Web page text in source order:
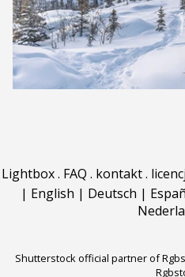
Lightbox. FAQ . kontakt.
| English | Deutsch |
Shutterstock official partner of